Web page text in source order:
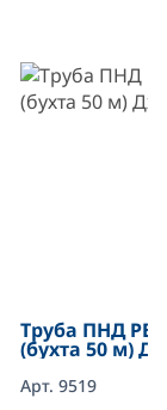
Труба ПНД
(бухта 50 м)
Арт. 9519